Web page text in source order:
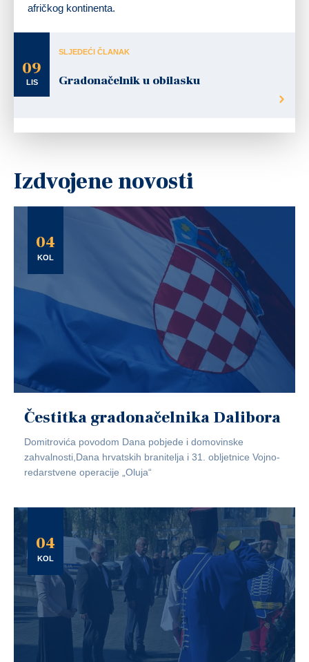
afričkog kontinenta.
09
LIS
SLJEDEĆI ČLANAK
Gradonačelnik u obilasku
Izdvojene novosti
04
KOL
Čestitka gradonačelnika Dalibora
Domitrovića povodom Dana pobjede i domovinske
zahvalnosti,Dana hrvatskih branitelja i 31. obljetnice Vojno-
redarstvene operacije „Oluja“
04
KOL